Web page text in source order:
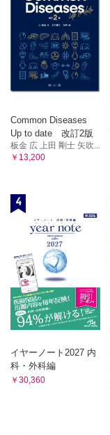
Common Diseases
Up to date 改訂2版
板金 広 上田 剛士 矢吹...
￥13,200
4
イヤーノート2027 内
科・外科編
￥30,360